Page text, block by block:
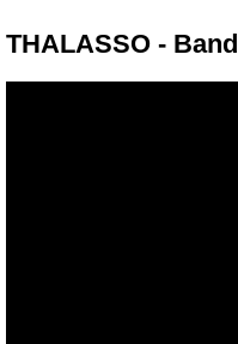
THALASSO -